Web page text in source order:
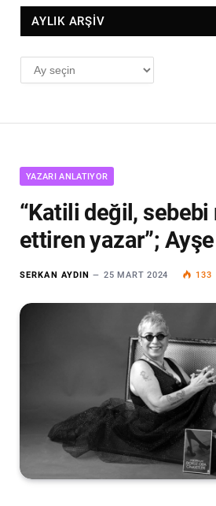
AYLIK ARŞİV
AYLIK
ARŞİV
YAZARI ANLATIYOR
“Katili değil, sebebi
ettiren yazar”;
SERKAN AYDIN 25 MART 2024 133